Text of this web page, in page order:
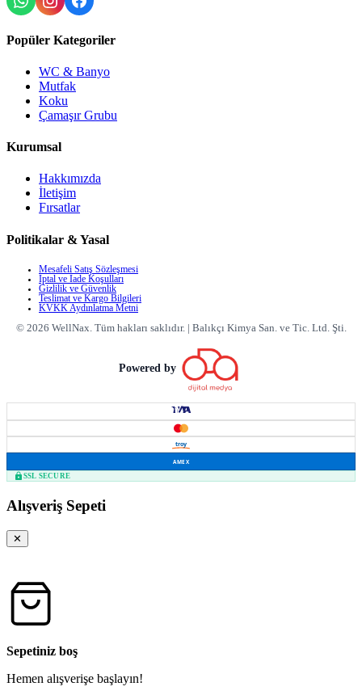
Popüler Kategoriler
WC & Banyo
Mutfak
Koku
Çamaşır Grubu
Kurumsal
Hakkımızda
İletişim
Fırsatlar
Politikalar & Yasal
Mesafeli Satış Sözleşmesi
İptal ve İade Koşulları
Gizlilik ve Güvenlik
Teslimat ve Kargo Bilgileri
KVKK Aydınlatma Metni
© 2026 WellNax. Tüm hakları saklıdır.| Balıkçı Kimya San. ve Tic. Ltd. Şti.
Powered by
troy
AMEX
SSL SECURE
Alışveriş Sepeti
✕
Sepetiniz boş
Hemen alışverişe başlayın!